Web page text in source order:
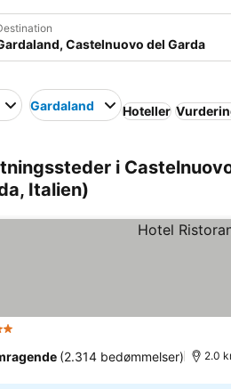
Gardaland Hoteller
i
Italien)
(2.314 bedømmelser) 2.0